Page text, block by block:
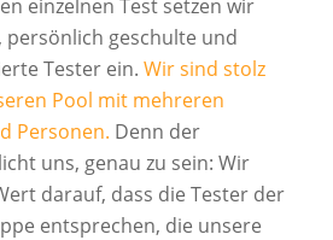
einzelnen Test setzen wir
persönlich geschulte und
Tester ein. Wir sind stolz
Pool mit mehreren
Personen. Denn der
uns, genau zu sein: Wir
darauf, dass die Tester der
entsprechen, die unsere